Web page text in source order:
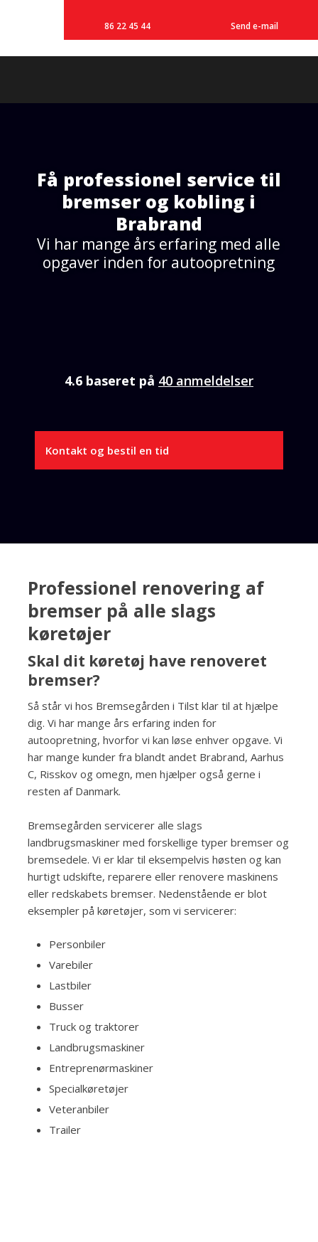
86 22 45 44 Send e-mail
Få professionel service til
bremser og kobling i
Brabrand
Vi har mange års erfaring med alle
opgaver inden for autoopretning
4.6 baseret på 40 anmeldelser
Kontakt og bestil en tid
Professionel renovering af
bremser på alle slags
køretøjer
Skal dit køretøj have renoveret
bremser?
Så står vi hos Bremsegården i Tilst klar til at hjælpe
dig. Vi har mange års erfaring inden for
autoopretning, hvorfor vi kan løse enhver opgave. Vi
har mange kunder fra blandt andet Brabrand, Aarhus
C, Risskov og omegn, men hjælper også gerne i
resten af Danmark.
Bremsegården servicerer alle slags
landbrugsmaskiner med forskellige typer bremser og
bremsedele. Vi er klar til eksempelvis høsten og kan
hurtigt udskifte, reparere eller renovere maskinens
eller redskabets bremser. Nedenstående er blot
eksempler på køretøjer, som vi servicerer:
Personbiler
Varebiler
Lastbiler
Busser
Truck og traktorer
Landbrugsmaskiner
Entreprenørmaskiner
Specialkøretøjer
Veteranbiler
Trailer